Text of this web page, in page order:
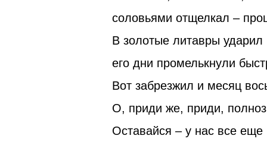
соловьями отщелкал –
В золотые литавры
его дни промелькнули
Вот забрезжил и месяц
О, приди же, приди,
Оставайся – у нас все еще